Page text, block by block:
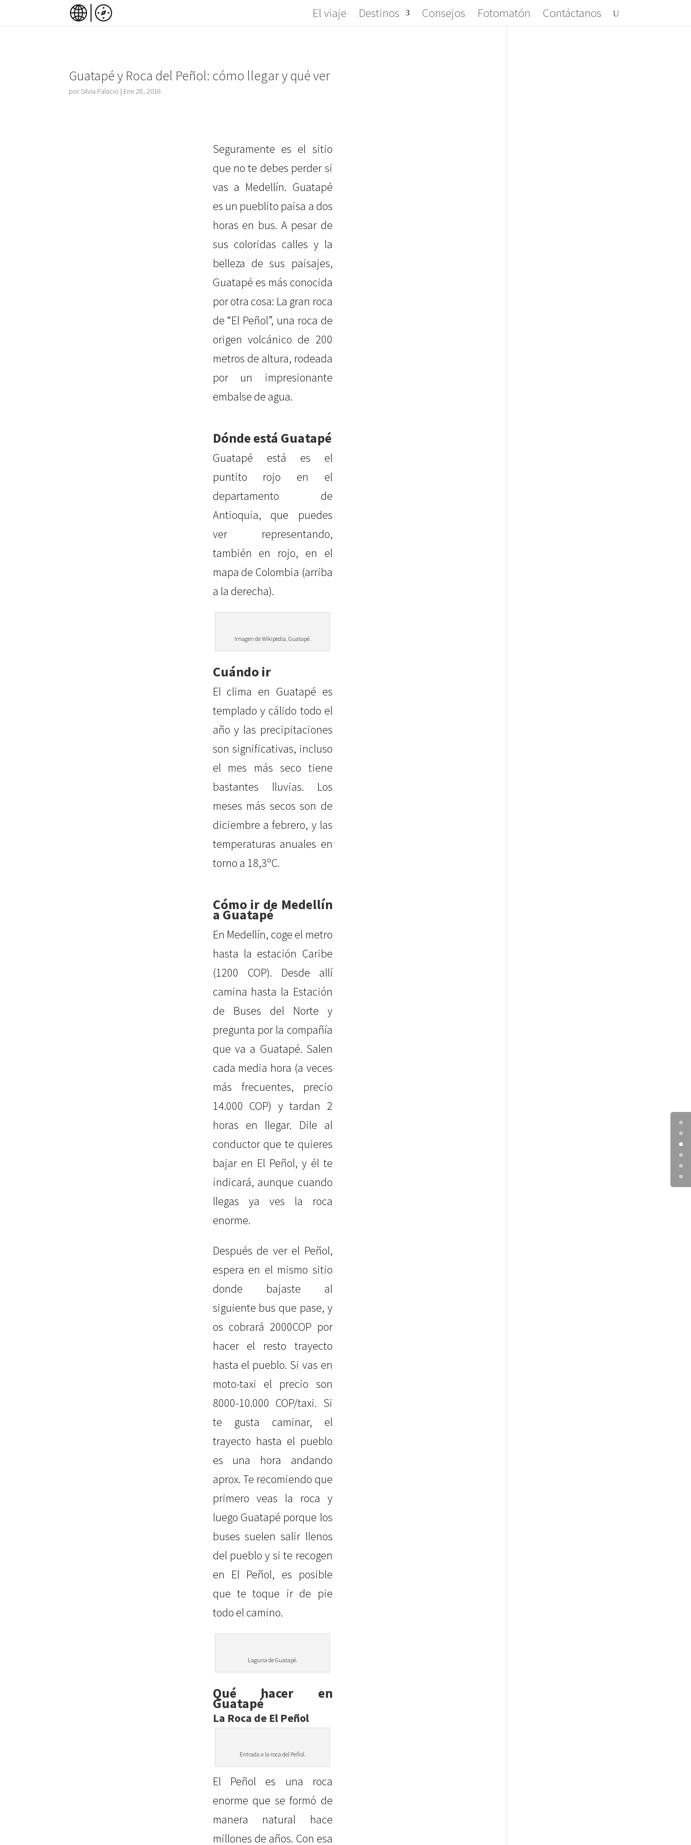
El viaje Destinos Consejos Fotomatón Contáctanos
Guatapé y Roca del Peñol: cómo llegar y qué ver
porSilvia Palacio | Ene 28, 2018
Seguramente es el sitio
que no te debes perder si
vas a Medellín. Guatapé
es un pueblito paisa a dos
horas en bus. A pesar de
sus coloridas calles y la
belleza de sus paisajes,
Guatapé es más conocida
por otra cosa: La gran roca
de “El Peñol”, una roca de
origen volcánico de 200
metros de altura, rodeada
por un impresionante
embalse de agua.
Dónde está Guatapé
Guatapé está es el
puntito rojo en el
departamento de
Antioquia, que puedes
ver representando,
también en rojo, en el
mapa de Colombia (arriba
a la derecha).
Imagen de Wikipedia. Guatapé.
Cuándo ir
El clima en Guatapé es
templado y cálido todo el
año y las precipitaciones
son significativas, incluso
el mes más seco tiene
bastantes lluvias. Los
meses más secos son de
diciembre a febrero, y las
temperaturas anuales en
torno a 18,3ºC.
Cómo ir de Medellín
a Guatapé
En Medellín, coge el metro
hasta la estación Caribe
(1200 COP). Desde allí
camina hasta la Estación
de Buses del Norte y
pregunta por la compañía
que va a Guatapé. Salen
cada media hora (a veces
más frecuentes, precio
14.000 COP) y tardan 2
horas en llegar. Dile al
conductor que te quieres
bajar en El Peñol, y él te
indicará, aunque cuando
llegas ya ves la roca
enorme.
Después de ver el Peñol,
espera en el mismo sitio
donde bajaste al
siguiente bus que pase, y
os cobrará 2000COP por
hacer el resto trayecto
hasta el pueblo. Si vas en
moto-taxi el precio son
8000-10.000 COP/taxi. Si
te gusta caminar, el
trayecto hasta el pueblo
es una hora andando
aprox. Te recomiendo que
primero veas la roca y
luego Guatapé porque los
buses suelen salir llenos
del pueblo y si te recogen
en El Peñol, es posible
que te toque ir de pie
todo el camino.
Laguna de Guatapé.
Qué hacer en
Guatapé
La Roca de El Peñol
Entrada a la roca del Peñol.
El Peñol es una roca
enorme que se formó de
manera natural hace
millones de años. Con esa